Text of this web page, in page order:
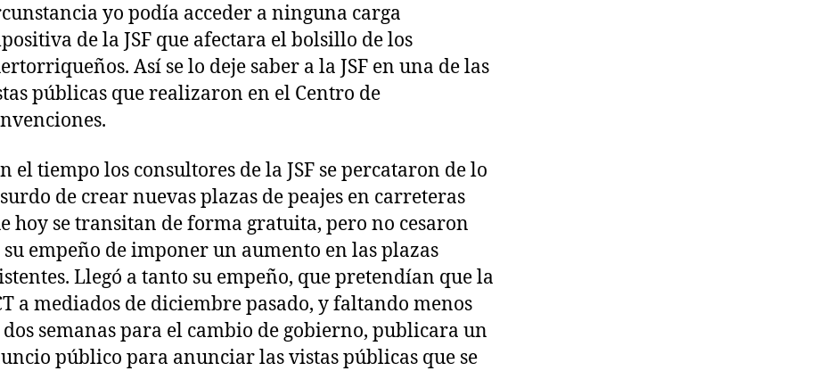
yo podía acceder a ninguna carga
de la JSF que afectara el bolsillo de los
Así se lo deje saber a la JSF en una de las
públicas que realizaron en el Centro de
el tiempo los consultores de la JSF se percataron de lo
de crear nuevas plazas de peajes en carreteras
hoy se transitan de forma gratuita, pero no cesaron
su empeño de imponer un aumento en las plazas
Llegó a tanto su empeño, que pretendían que la
a mediados de diciembre pasado, y faltando menos
dos semanas para el cambio de gobierno, publicara un
público para anunciar las vistas públicas que se